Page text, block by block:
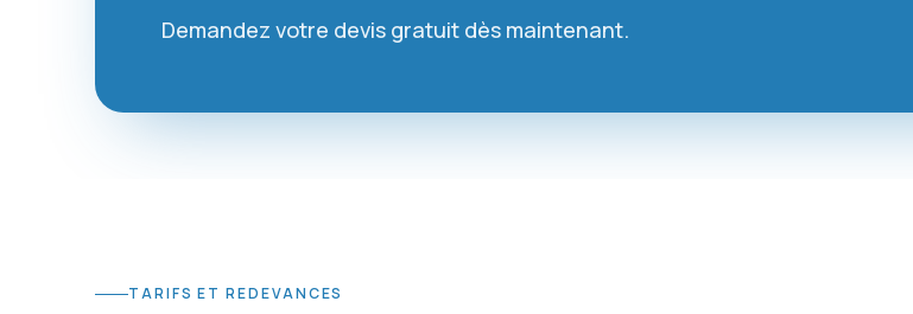
Demandez votre devis gratuit dès maintenant.
TARIFS ET REDEVANCES